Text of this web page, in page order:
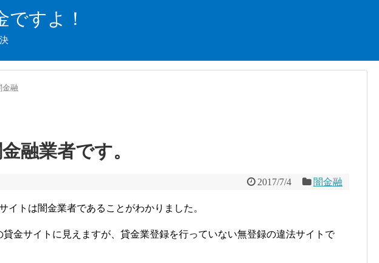
ですよ！
金融
融業者です。
2017/7/4 闇金融
イトは闇金業者であることがわかりました。
貸金サイトに見えますが、貸金業登録を行っていない無登録の違法サイトで